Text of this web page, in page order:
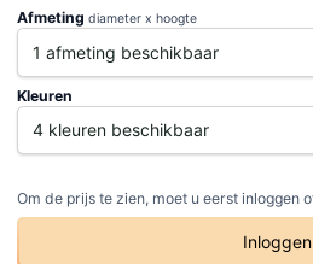
Afmeting diameter x hoogte
Kleuren
Om de prijs te zien, moet u eerst inloggen
Inloggen